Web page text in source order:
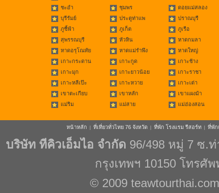
ชะอำ ชุมพร
ดอยแม่สลอง
บุรีรัมย์
ประตูท่าแพ
ปราณบุรี
ภูชี้ฟ้า
ภูเก็ต
ภูเรือ
สุพรรณบุรี
หัวหิน
หาดกมลา
หาดอรุโณทัย
หาดแม่รำพึง
หาดใหญ่
เกาะกระดาน
เกาะกูด
เกาะช้าง
เกาะมุก
เกาะยาวน้อย
เกาะราชา
เกาะหลีเป๊ะ
เกาะหวาย
เกาะเต่า
เขาตะเกียบ
เขาหลัก
เขาแผงม้า
แม่ริม
แม่สาย แม่ฮ่องสอน
หน้าหลัก | ที่เที่ยวทั่วไทย 76 จังหวัด | ที่พัก โรงแรม รีสอร์ท | ที่พัก
บริษัท ทีคิวเอ็มไอ จำกัด 96/498 หมู่ 7 ซ.
กรุงเทพฯ 10150 โทรศั
© 2009 teawtourthai.com